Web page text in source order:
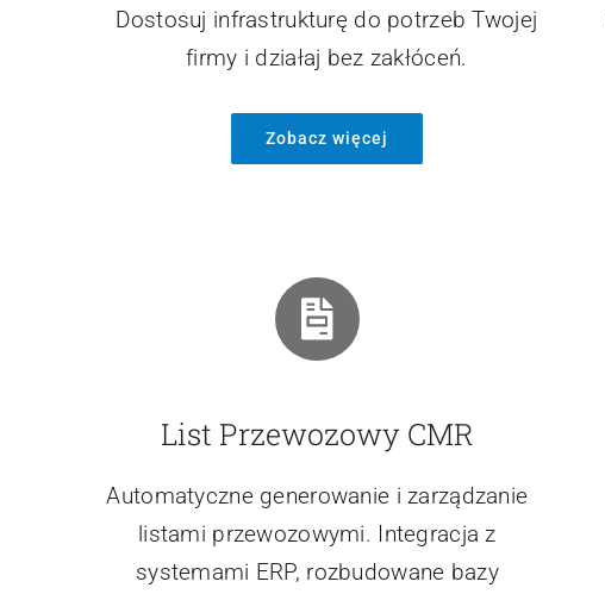
Dostosuj infrastrukturę do potrzeb Twojej
firmy i działaj bez zakłóceń.
Zobacz więcej
List Przewozowy CMR
Automatyczne generowanie i zarządzanie
listami przewozowymi. Integracja z
systemami ERP, rozbudowane bazy